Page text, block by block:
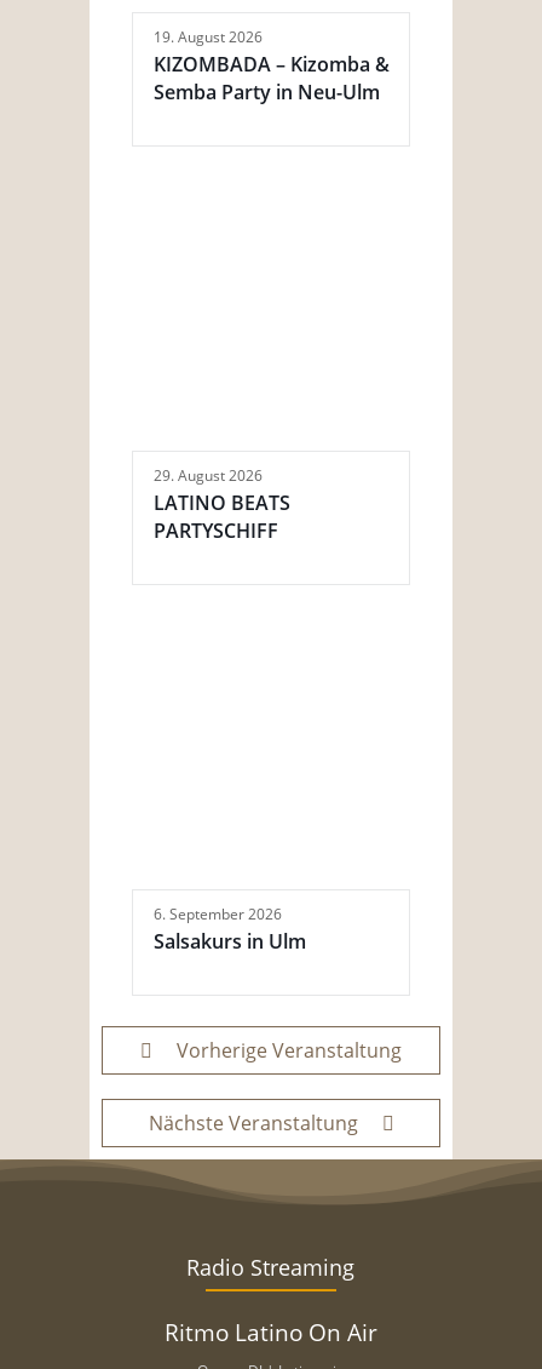
19. August 2026
KIZOMBADA – Kizomba &
Semba Party in Neu-Ulm
29. August 2026
LATINO BEATS
PARTYSCHIFF
6. September 2026
Salsakurs in Ulm
Vorherige Veranstaltung
Nächste Veranstaltung
Radio Streaming
Ritmo Latino On Air